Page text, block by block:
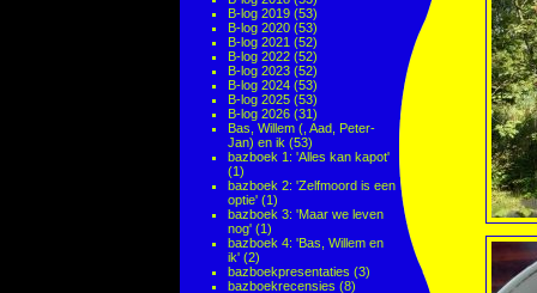
B-log 2019 (53)
B-log 2020 (53)
B-log 2021 (52)
B-log 2022 (52)
B-log 2023 (52)
B-log 2024 (53)
B-log 2025 (53)
B-log 2026 (31)
Bas, Willem (, Aad, Peter-
Jan) en ik (53)
bazboek 1: 'Alles kan kapot'
(1)
bazboek 2: 'Zelfmoord is een
optie' (1)
bazboek 3: 'Maar we leven
nog' (1)
bazboek 4: 'Bas, Willem en
ik' (2)
bazboekpresentaties (3)
bazboekrecensies (8)